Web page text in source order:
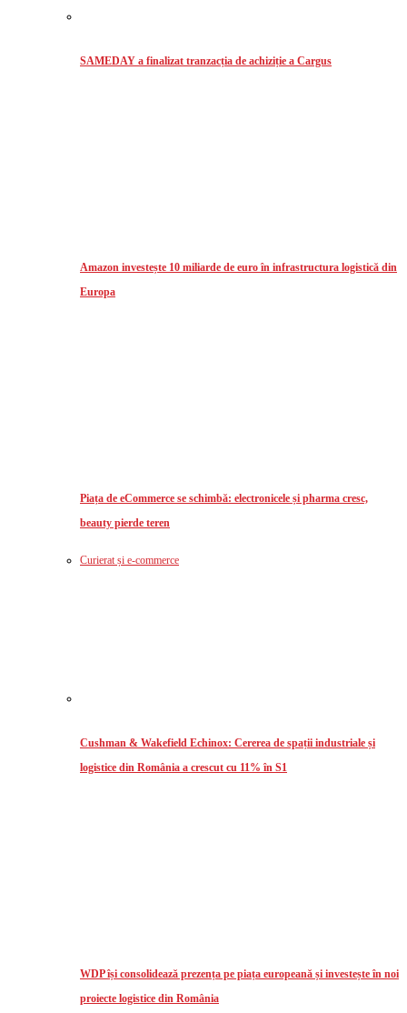
SAMEDAY a finalizat tranzacția de achiziție a Cargus
Amazon investește 10 miliarde de euro în infrastructura logistică din
Europa
Piața de eCommerce se schimbă: electronicele și pharma cresc,
beauty pierde teren
Curierat și e-commerce
Cushman & Wakefield Echinox: Cererea de spații industriale și
logistice din România a crescut cu 11% în S1
WDP își consolidează prezența pe piața europeană și investește în noi
proiecte logistice din România